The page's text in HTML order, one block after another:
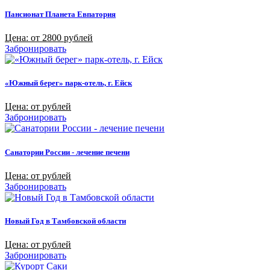
Пансионат Планета Евпатория
Цена: от 2800 рублей
Забронировать
«Южный берег» парк-отель, г. Ейск
Цена: от рублей
Забронировать
Санатории России - лечение печени
Цена: от рублей
Забронировать
Новый Год в Тамбовской области
Цена: от рублей
Забронировать